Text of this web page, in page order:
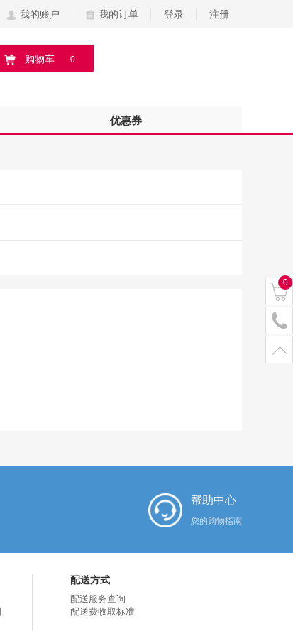
我的账户 我的订单 登录 注册
购物车 0
优惠券
帮助中心
您的购物指南
配送方式
配送服务查询
配送费收取标准
0